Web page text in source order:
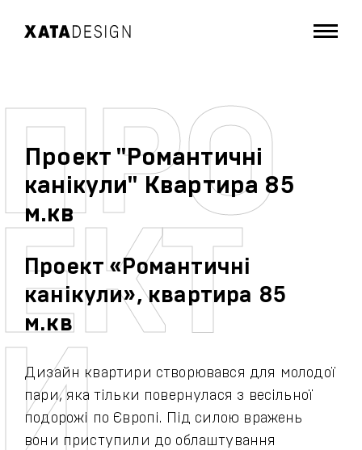
Проект "Романтичні
канікули" Квартира 85
м.кв
Проект «Романтичні
канікули», квартира 85
м.кв
Дизайн квартири створювався для молодої
пари, яка тільки повернулася з весільної
подорожі по Європі. Під силою вражень
вони приступили до облаштування